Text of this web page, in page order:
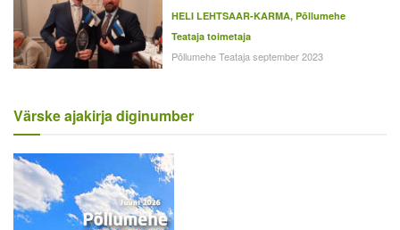
HELI LEHTSAAR-KARMA, Põllumehe
Teataja toimetaja
Põllumehe Teataja september 2023
Värske ajakirja diginumber